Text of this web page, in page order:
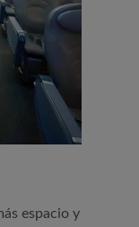
espacio y